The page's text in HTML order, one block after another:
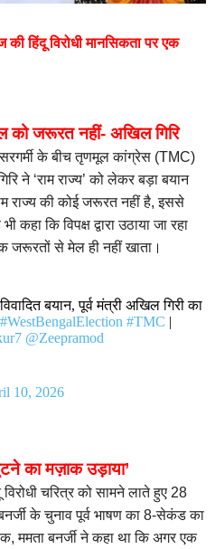
की हिंदू विरोधी मानसिकता पर एक
को जरूरत नहीं- अखिल गिरि
सरगर्मी के बीच तृणमूल कांग्रेस (TMC)
ने ‘राम राज्य’ को लेकर बड़ा बयान
राज्य की कोई जरूरत नहीं है, इससे
कहा कि विपक्ष द्वारा उठाया जा रहा
जरूरतों से मेल ही नहीं खाता।
बयान, पूर्व मंत्री अखिल गिरी का
#WestBengalElection #TMC |
@Zeepramod
10, 2026
का मज़ाक उड़ाया’
चरित्र को सामने लाते हुए 28
के चुनाव पूर्व भाषण का 8-सेकंड का
ममता बनर्जी ने कहा था कि अगर एक